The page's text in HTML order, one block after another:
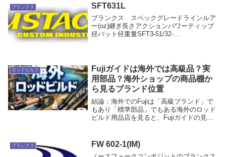
ブランクス SFT631L
ブランクス スペックグレードラインルア
ー(oz)継ぎ長さアクションパワーティップ
径バット径重量SFT3-51/32-
ロッドビルド
Fujiガイドは海外では高級品？実
用部品？海外ショップの商品棚か
ら見るブランド位置
結論：海外でのFujiは「高級ブランド」で
もあり「標準部品」でもある海外のロッド
ビルド用品店を見ると、Fujiガイドの見え
たロッドならFujiガイド」「ガイドを...
ブランクス FW 602-1(IM)